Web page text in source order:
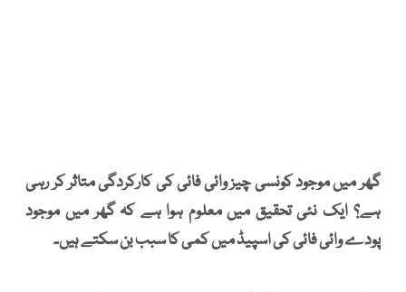
گھر میں موجود کونسی چیز وائی فائی کی کارکردگی متاثر کر رہی
ہے؟ ایک نئی تحقیق میں معلوم ہوا ہے کہ گھر میں موجود
پودے وائی فائی کی اسپیڈ میں کمی کا سبب بن سکتے ہیں۔